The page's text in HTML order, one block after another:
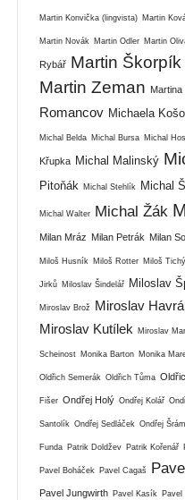
Martin Konvička (lingvista) Martin
Martin Novák Martin Odler Martin
Rybář Martin Škorpík
Martin Zeman
Romancov Michaela
Michal Belda Michal Bursa Michal
Křupka Michal Malinský
Pitoňák
Michal Stehlík Michal
Michal Walter Michal Žák
Milan Mráz Milan Petrák Milan
Miloš Husník Miloš Rotter Miloš Tichý
Jirků Miloslav Šindelář Miloslav
Miroslav Brož Miroslav
Miroslav Kutílek Miroslav
Scheinost Monika Barton Monika
Oldřich Semerák Oldřich Tůma
Fišer Ondřej Holý Ondřej Kolář
Santolík Ondřej Sedláček Ondřej
Funda Patrik Doldžev Patrik Kořenář
Pavel Boháček Pavel Cagaš
Pavel Jungwirth Pavel Kasík Pavel